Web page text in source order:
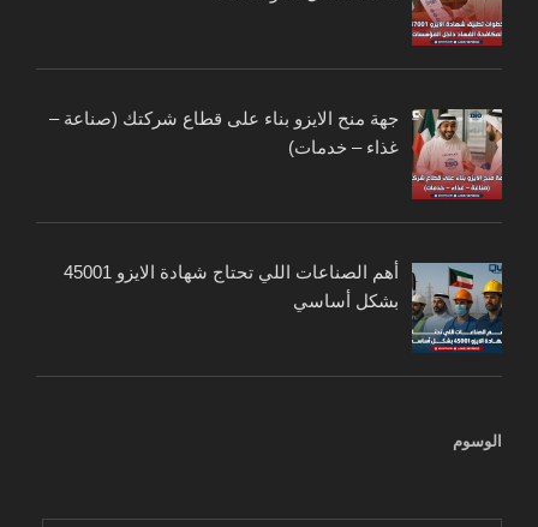
جهة منح الايزو بناء على قطاع شركتك (صناعة –
غذاء – خدمات)
أهم الصناعات اللي تحتاج شهادة الايزو 45001
بشكل أساسي
الوسوم